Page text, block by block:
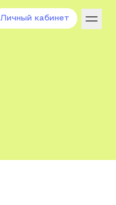
Личный кабинет